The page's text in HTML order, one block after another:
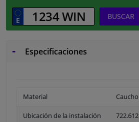
BUSCAR
Especificaciones
Material Caucho
Ubicación de la instalación 722.612